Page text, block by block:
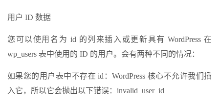
用户 ID 数据
您可以使用名为 id 的列来插入或更新具有 WordPress 在
wp_users 表中使用的 ID 的用户。会有两种不同的情况：
如果您的用户表中不存在 id：WordPress 核心不允许我们插
入它，所以它会抛出以下错误：invalid_user_id